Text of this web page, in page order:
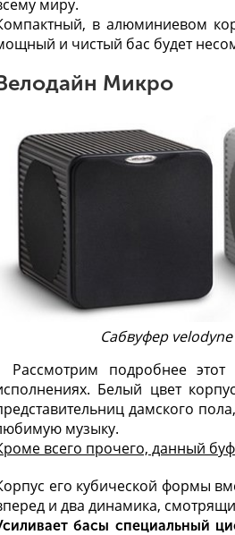
миру.
в алюминиевом
и чистый бас будет
Микро
Сабвуфер
Рассмотрим подробнее
Белый цвет
дамского
музыку.
всего прочего, данный
его кубической формы
и два динамика,
басы специальный